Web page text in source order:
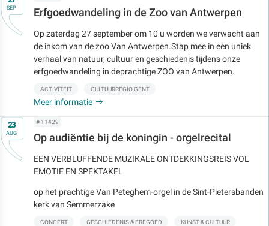
SEP Erfgoedwandeling in de Zoo van Antwerpen
Op zaterdag 27 september om 10 u worden we verwacht aan
de inkom van de zoo Van Antwerpen.Stap mee in een uniek
verhaal van natuur, cultuur en geschiedenis tijdens onze
erfgoedwandeling in deprachtige ZOO van Antwerpen.
ACTIVITEIT CULTUURREGIO GENT
Meer informatie
Op23
AUG
# 11429
Op audiëntie bij de koningin - orgelrecital
EEN VERBLUFFENDE MUZIKALE ONTDEKKINGSREIS VOL
EMOTIE EN SPEKTAKEL
op het prachtige Van Peteghem-orgel in de Sint-Pietersbanden
kerk van Semmerzake
CONCERT GESCHIEDENIS & ERFGOED KUNST & CULTUUR